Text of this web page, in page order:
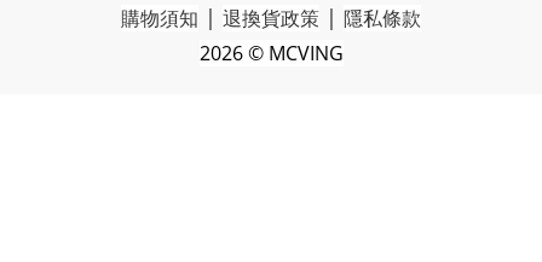
購物須知 | 退換貨政策 | 隱私條款
2026 © MCVING